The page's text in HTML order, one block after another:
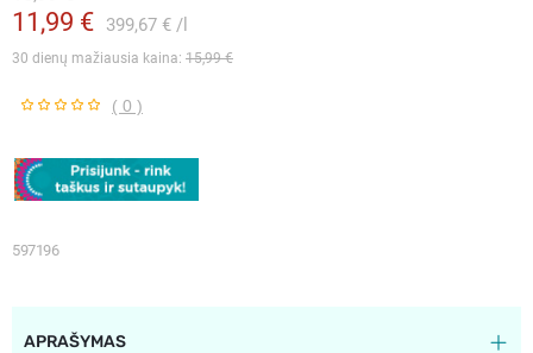
11,99 € 399,67 €
30 dienų mažiausia kaina: 15,99 €
( 0 )
597196
APRAŠYMAS